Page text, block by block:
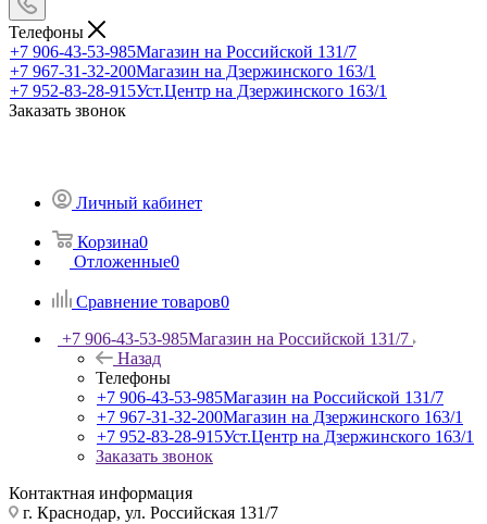
Телефоны
+7 906-43-53-985Магазин на Российской 131/7
+7 967-31-32-200Магазин на Дзержинского 163/1
+7 952-83-28-915Уст.Центр на Дзержинского 163/1
Заказать звонок
Личный кабинет
Корзина0
Отложенные0
Сравнение товаров0
+7 906-43-53-985Магазин на Российской 131/7
Назад
Телефоны
+7 906-43-53-985Магазин на Российской 131/7
+7 967-31-32-200Магазин на Дзержинского 163/1
+7 952-83-28-915Уст.Центр на Дзержинского 163/1
Заказать звонок
Контактная информация
г. Краснодар, ул. Российская 131/7